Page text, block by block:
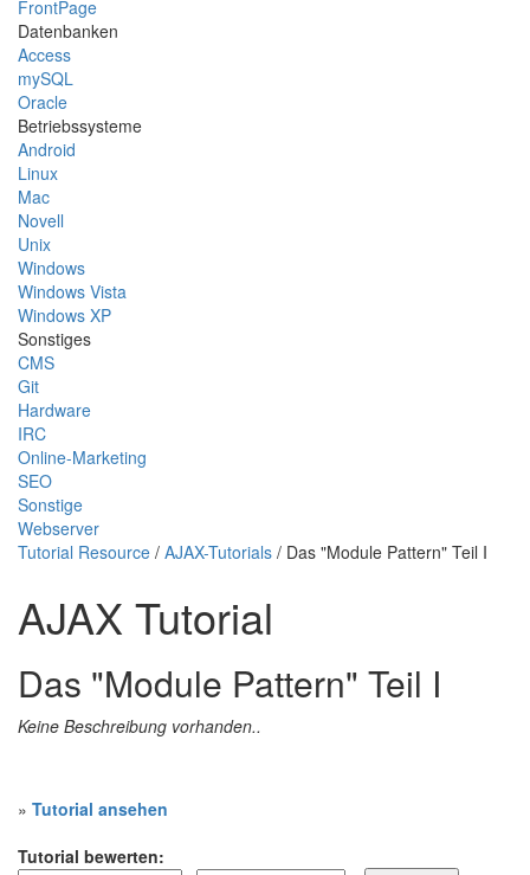
FrontPage
Datenbanken
Access
mySQL
Oracle
Betriebssysteme
Android
Linux
Mac
Novell
Unix
Windows
Windows Vista
Windows XP
Sonstiges
CMS
Git
Hardware
IRC
Online-Marketing
SEO
Sonstige
Webserver
Tutorial Resource / AJAX-Tutorials / Das "Module Pattern" Teil I
AJAX Tutorial
Das "Module Pattern" Teil I
Keine Beschreibung vorhanden..
» Tutorial ansehen
Tutorial bewerten: